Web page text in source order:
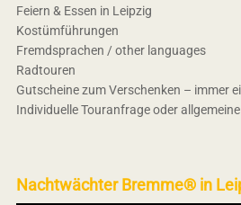
Feiern & Essen in Leipzig
Kostümführungen
Fremdsprachen / other languages
Radtouren
Gutscheine zum Verschenken – immer
Individuelle Touranfrage oder
Nachtwächter Bremme® in